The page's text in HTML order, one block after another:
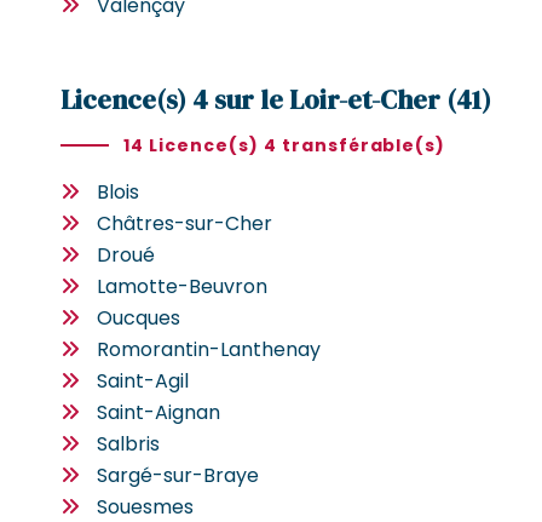
Licence(s) 4 sur le Loir-et-Cher (41)
14 Licence(s) 4 transférable(s)
Blois
Châtres-sur-Cher
Droué
Lamotte-Beuvron
Oucques
Romorantin-Lanthenay
Saint-Agil
Saint-Aignan
Salbris
Sargé-sur-Braye
Souesmes